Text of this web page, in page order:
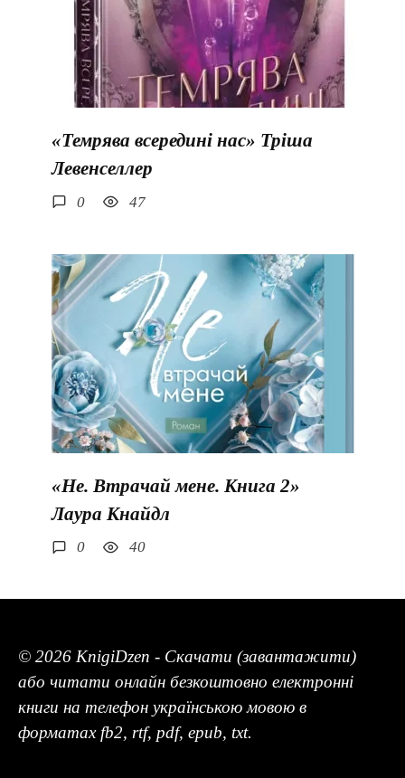
«Темрява всередині нас» Тріша
Левенселлер
0 47
«Не. Втрачай мене. Книга 2»
Лаура Кнайдл
0 40
© 2026 KnigiDzen - Скачати (завантажити)
або читати онлайн безкоштовно електронні
книги на телефон українською мовою в
форматах fb2, rtf, pdf, epub, txt.